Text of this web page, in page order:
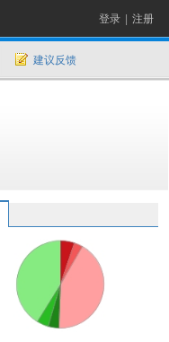
登录 注册
建议反馈